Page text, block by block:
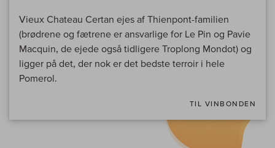
Vieux Chateau Certan ejes af Thienpont-familien
(brødrene og fætrene er ansvarlige for Le Pin og Pavie
Macquin, de ejede også tidligere Troplong Mondot) og
ligger på det, der nok er det bedste terroir i hele
Pomerol.
TIL VINBONDEN